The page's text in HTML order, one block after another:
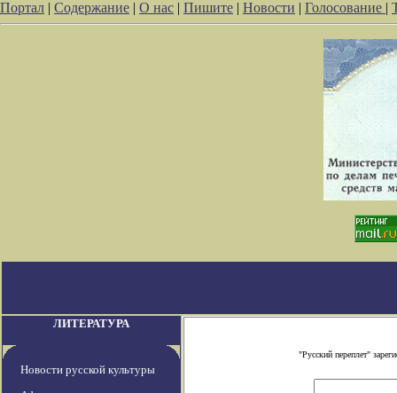
Портал | Содержание | О нас | Пишите | Новости | Голосование |
ЛИТЕРАТУРА
Новости русской культуры
"Русский переплет"